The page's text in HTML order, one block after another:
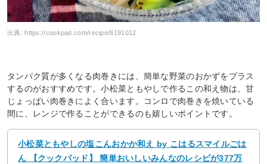
出典:https://cookpad.com/recipe/6191012
タンパク質が多くなる肉巻きには、簡単な野菜のおかずをプラス
するのがおすすめです。小松菜ともやしで作るこの和え物は、甘
じょっぱい肉巻きによく合います。コンロで肉巻きを焼いている
間に、レンジで作ることができるのも嬉しいポイントです。
小松菜ともやしの塩こんおかか和え by こはるスマイルごは
ん 【クックパッド】 簡単おいしいみんなのレシピが377万